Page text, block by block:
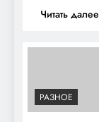
Читать далее
РАЗНОЕ